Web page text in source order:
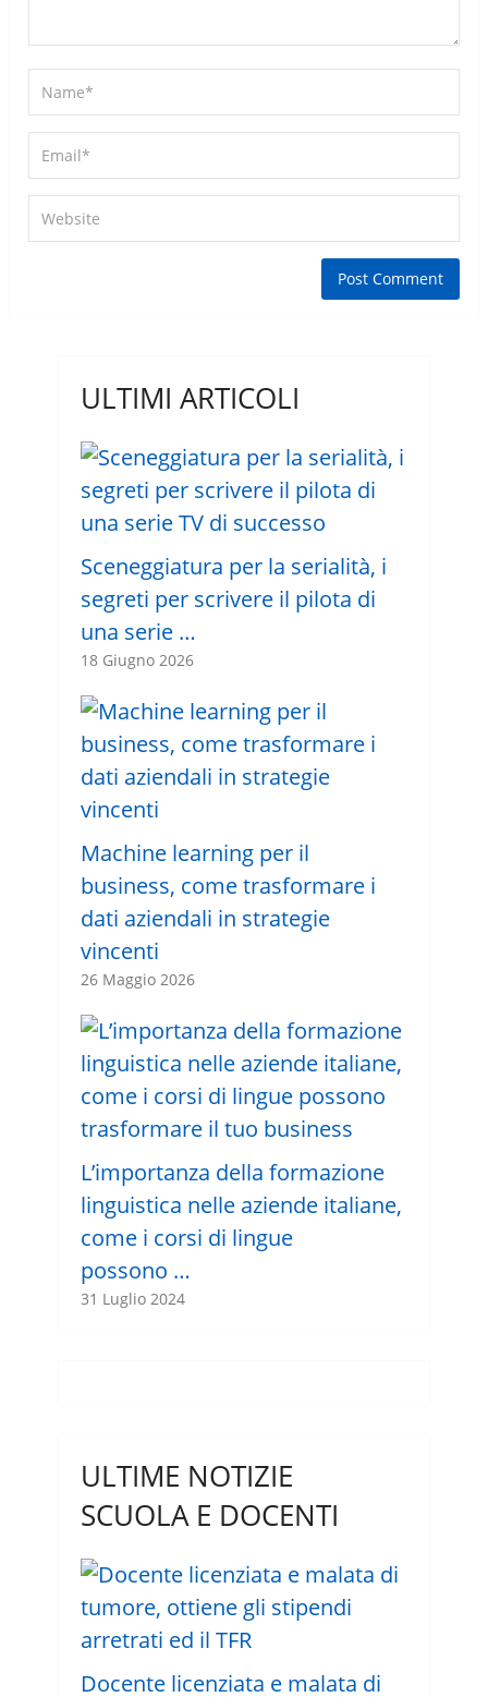
ULTIMI ARTICOLI
Sceneggiatura per la serialità, i
segreti per scrivere il pilota di
una serie …
18 Giugno 2026
Machine learning per il
business, come trasformare i
dati aziendali in strategie
vincenti
26 Maggio 2026
L’importanza della formazione
linguistica nelle aziende italiane,
come i corsi di lingue
possono …
31 Luglio 2024
ULTIME NOTIZIE
SCUOLA E DOCENTI
Docente licenziata e malata di